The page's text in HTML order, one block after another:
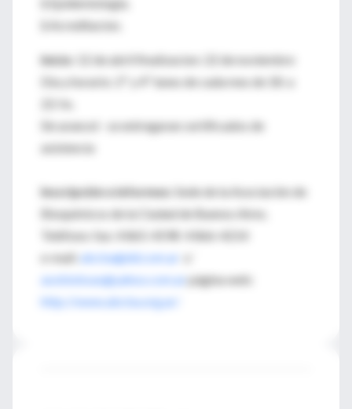
§ Acreditacion.
Inicio:
12 de abril finalizacion: 22 de noviembre
Dia y horario: 2º y 4º lunes de cada mes de 18: a
22: hs.
Sin arancel - se entregaran certificados de
asistencia
Inscripción e informes:
Sede de la Asociación de
Bioquímicos de la Ciudad de Buenos Aires.
Teléfono-fax: 4 865-4598 4 866-4214
e-mail:
abcba@dd.com.ar
asobiobsas@yahoo.com.arpágina web:
http://www.abcba.org.ar/